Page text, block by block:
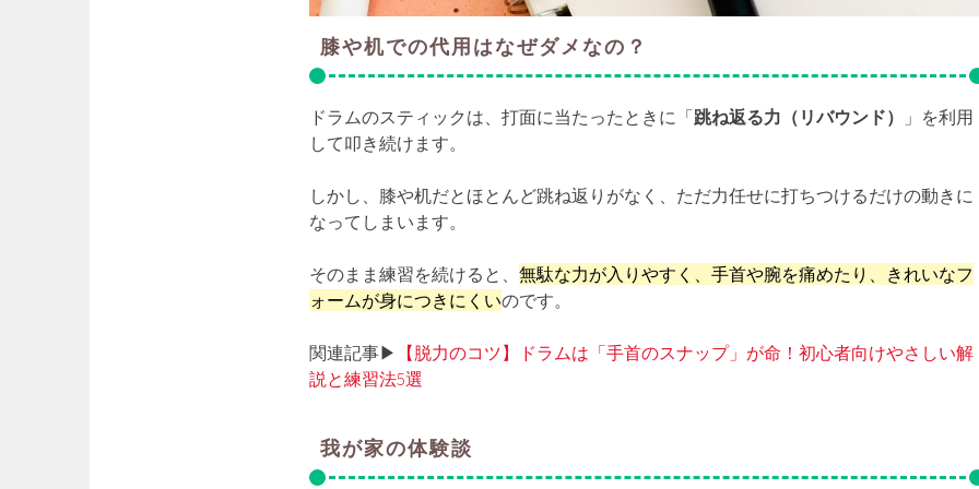
膝や机での代用はなぜダメなの？
ドラムのスティックは、打面に当たったときに「跳ね返る力（リバウンド）
」を利用
して叩き続けます。
しかし、膝や机だとほとんど跳ね返りがなく、ただ力任せに打ちつけるだけの動きに
なってしまいます。
そのまま練習を続けると、 無駄な力が入りやすく、手首や腕を痛めたり、きれいなフ
ォームが身につきにくいのです。
関連記事▶
【脱力のコツ】ドラムは「手首のスナップ」が命！初心者向けやさしい解
説と練習法5選
我が家の体験談